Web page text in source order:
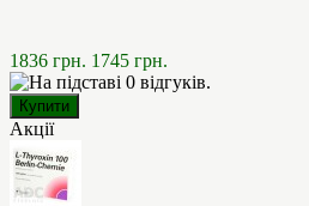
1836 грн. 1745 грн.
Акції